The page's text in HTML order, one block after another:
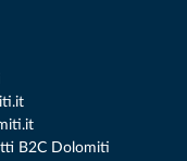
B2C Dolomiti